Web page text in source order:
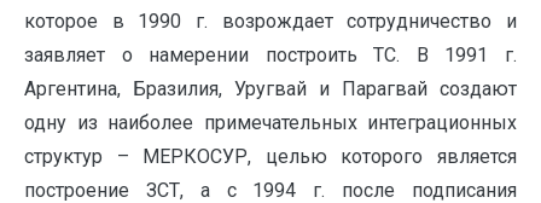
которое в 1990 г. возрождает сотрудничество и
заявляет о намерении построить ТС. В 1991 г.
Аргентина, Бразилия, Уругвай и Парагвай создают
одну из наиболее примечательных интеграционных
структур – МЕРКОСУР, целью которого является
построение ЗСТ, а с 1994 г. после подписания